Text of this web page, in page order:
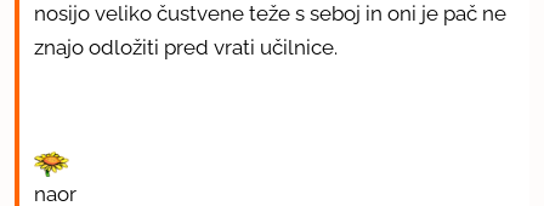
nosijo veliko čustvene teže s seboj in oni je pač ne
znajo odložiti pred vrati učilnice.
naor